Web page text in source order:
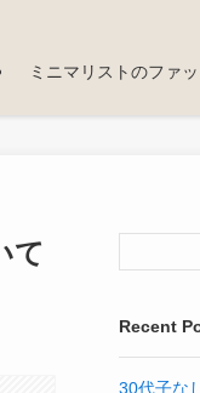
ミニマリストのファ
て
Recent
30代子な